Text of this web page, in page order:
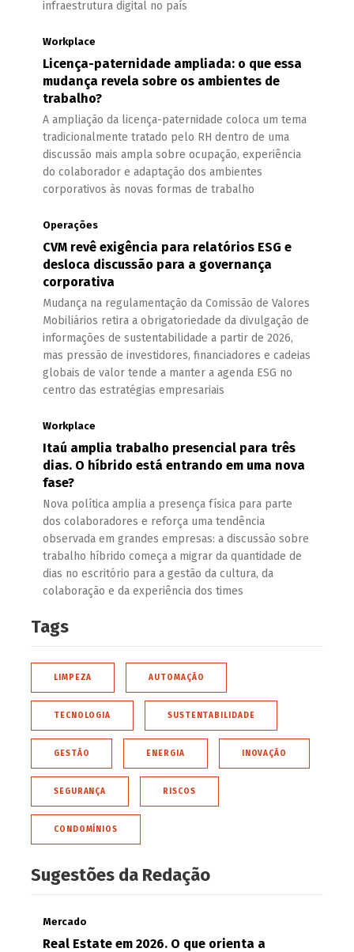
infraestrutura digital no país
Workplace
Licença-paternidade ampliada: o que essa
mudança revela sobre os ambientes de
trabalho?
A ampliação da licença-paternidade coloca um tema
tradicionalmente tratado pelo RH dentro de uma
discussão mais ampla sobre ocupação, experiência
do colaborador e adaptação dos ambientes
corporativos às novas formas de trabalho
Operações
CVM revê exigência para relatórios ESG e
desloca discussão para a governança
corporativa
Mudança na regulamentação da Comissão de Valores
Mobiliários retira a obrigatoriedade da divulgação de
informações de sustentabilidade a partir de 2026,
mas pressão de investidores, financiadores e cadeias
globais de valor tende a manter a agenda ESG no
centro das estratégias empresariais
Workplace
Itaú amplia trabalho presencial para três
dias. O híbrido está entrando em uma nova
fase?
Nova política amplia a presença física para parte
dos colaboradores e reforça uma tendência
observada em grandes empresas: a discussão sobre
trabalho híbrido começa a migrar da quantidade de
dias no escritório para a gestão da cultura, da
colaboração e da experiência dos times
Tags
LIMPEZA AUTOMAÇÃO
TECNOLOGIA SUSTENTABILIDADE
GESTÃO ENERGIA INOVAÇÃO
SEGURANÇA RISCOS
CONDOMÍNIOS
Sugestões da Redação
Mercado
Real Estate em 2026. O que orienta a